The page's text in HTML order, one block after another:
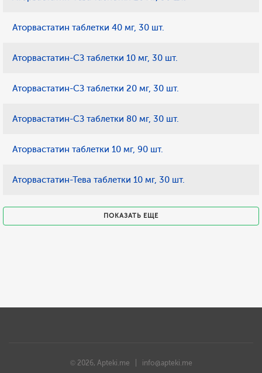
Аторвастатин таблетки 40 мг, 30 шт.
Аторвастатин-СЗ таблетки 10 мг, 30 шт.
Аторвастатин-СЗ таблетки 20 мг, 30 шт.
Аторвастатин-СЗ таблетки 80 мг, 30 шт.
Аторвастатин таблетки 10 мг, 90 шт.
Аторвастатин-Тева таблетки 10 мг, 30 шт.
ПОКАЗАТЬ ЕЩЕ
© 2026, Apteki.me | info@apteki.me